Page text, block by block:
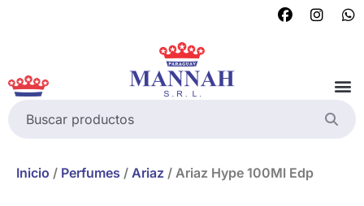
Inicio / Perfumes / Ariaz / Ariaz Hype 100Ml Edp